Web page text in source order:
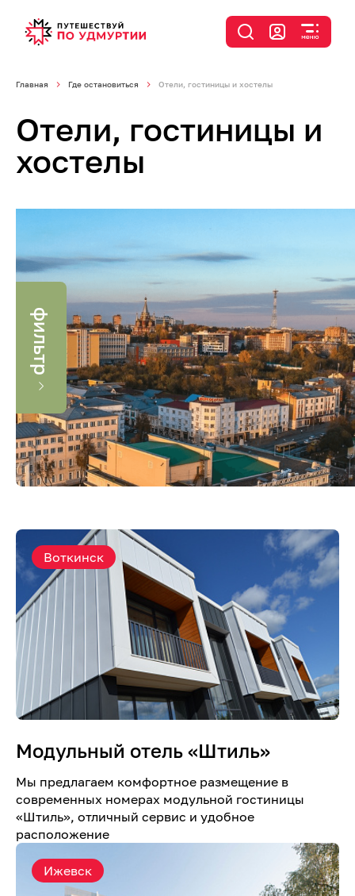
Главная Где остановиться Отели, гостиницы и хостелы
Отели, гостиницы и
хостелы
фильтр
Воткинск
Модульный отель «Штиль»
Мы предлагаем комфортное размещение в
современных номерах модульной гостиницы
«Штиль», отличный сервис и удобное
расположение
Ижевск